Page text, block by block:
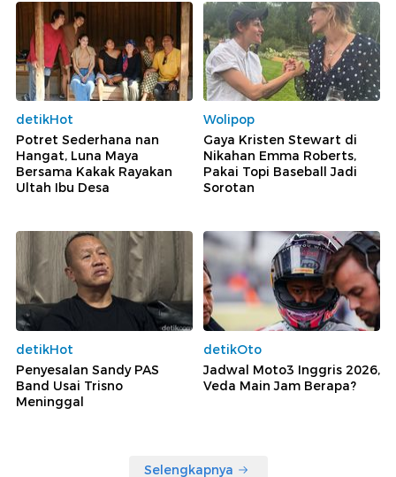
detikHot
Potret Sederhana nan
Hangat, Luna Maya
Bersama Kakak Rayakan
Ultah Ibu Desa
Wolipop
Gaya Kristen Stewart di
Nikahan Emma Roberts,
Pakai Topi Baseball Jadi
Sorotan
detikHot
Penyesalan Sandy PAS
Band Usai Trisno
Meninggal
detikOto
Jadwal Moto3 Inggris 2026,
Veda Main Jam Berapa?
Selengkapnya